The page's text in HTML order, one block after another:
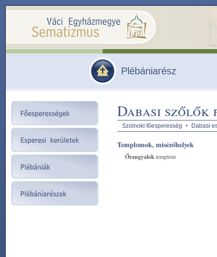
Plébániarész
Dabasi
Szolnoki főesperesség + Dabasi
Templomok, misézőhelyek
Őrangyaloktemplom